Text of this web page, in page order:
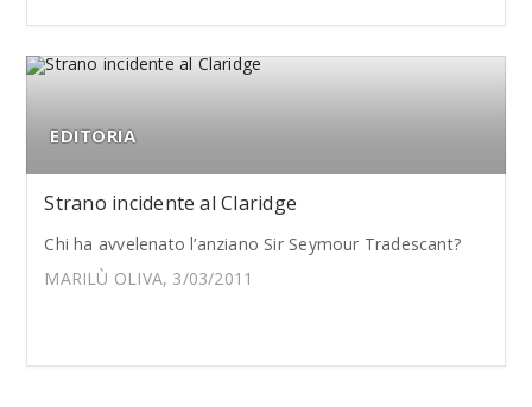
EDITORIA
Strano incidente al Claridge
Chi ha avvelenato l’anziano Sir Seymour Tradescant?
MARILÙ OLIVA, 3/03/2011